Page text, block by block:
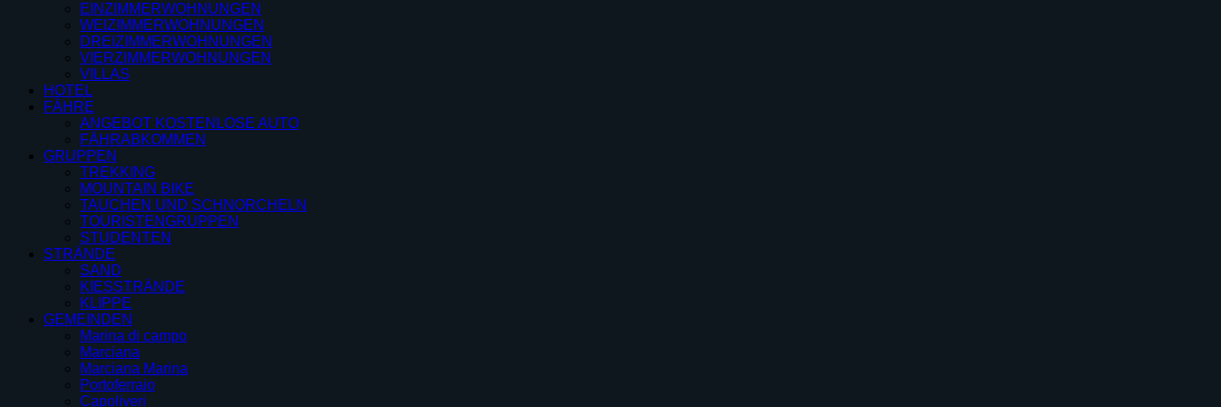
EINZIMMERWOHNUNGEN
WEIZIMMERWOHNUNGEN
DREIZIMMERWOHNUNGEN
VIERZIMMERWOHNUNGEN
VILLAS
HOTEL
FÄHRE
ANGEBOT KOSTENLOSE AUTO
FÄHRABKOMMEN
GRUPPEN
TREKKING
MOUNTAIN BIKE
TAUCHEN UND SCHNORCHELN
TOURISTENGRUPPEN
STUDENTEN
STRÄNDE
SAND
KIESSTRÄNDE
KLIPPE
GEMEINDEN
Marina di campo
Marciana
Marciana Marina
Portoferraio
Capoliveri